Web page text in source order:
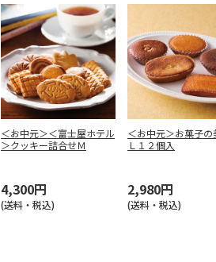
＜お中元＞＜富士屋ホテル
＞クッキー詰合せＭ
4,300円
(送料・税込)
＜お中元＞お菓子の
Ｌ１２個入
2,980円
(送料・税込)